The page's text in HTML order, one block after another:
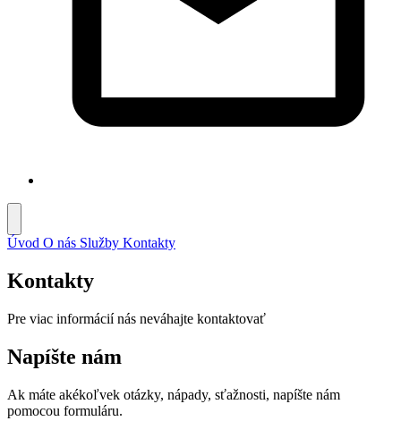
Úvod O nás Služby Kontakty
Kontakty
Pre viac informácií nás neváhajte kontaktovať
Napíšte nám
Ak máte akékoľvek otázky, nápady, sťažnosti, napíšte nám
pomocou formuláru.